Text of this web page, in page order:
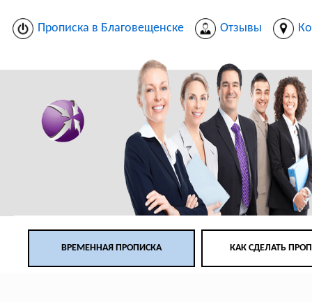
Прописка в Благовещенске Отзывы
ВРЕМЕННАЯ ПРОПИСКА КАК СДЕЛАТЬ